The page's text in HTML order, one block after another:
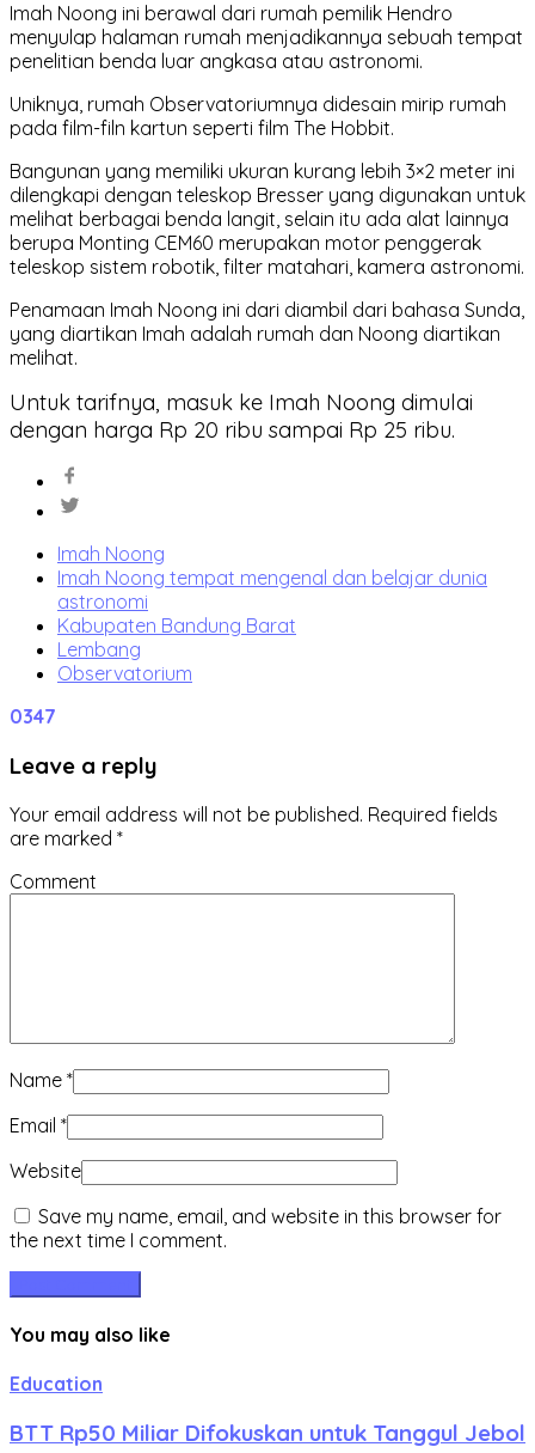
Imah Noong ini berawal dari rumah pemilik Hendro
menyulap halaman rumah menjadikannya sebuah tempat
penelitian benda luar angkasa atau astronomi.
Uniknya, rumah Observatoriumnya didesain mirip rumah
pada film-filn kartun seperti film The Hobbit.
Bangunan yang memiliki ukuran kurang lebih 3×2 meter ini
dilengkapi dengan teleskop Bresser yang digunakan untuk
melihat berbagai benda langit, selain itu ada alat lainnya
berupa Monting CEM60 merupakan motor penggerak
teleskop sistem robotik, filter matahari, kamera astronomi.
Penamaan Imah Noong ini dari diambil dari bahasa Sunda,
yang diartikan Imah adalah rumah dan Noong diartikan
melihat.
Untuk tarifnya, masuk ke Imah Noong dimulai
dengan harga Rp 20 ribu sampai Rp 25 ribu.
Imah Noong
Imah Noong tempat mengenal dan belajar dunia
astronomi
Kabupaten Bandung Barat
Lembang
Observatorium
0347
Leave a reply
Your email address will not be published. Required fields
are marked *
Comment
Name *
Email *
Website
Save my name, email, and website in this browser for
the next time I comment.
You may also like
Education
BTT Rp50 Miliar Difokuskan untuk Tanggul Jebol